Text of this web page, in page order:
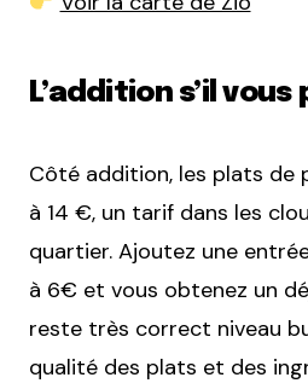
L’addition s’il vous
Côté addition, les plats de
à 14 €, un tarif dans les
quartier. Ajoutez une
à 6€ et vous obtenez un
reste très correct niveau
qualité des plats et des